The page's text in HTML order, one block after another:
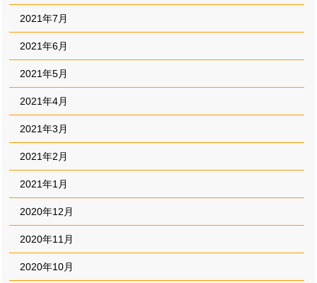
2021年7月
2021年6月
2021年5月
2021年4月
2021年3月
2021年2月
2021年1月
2020年12月
2020年11月
2020年10月